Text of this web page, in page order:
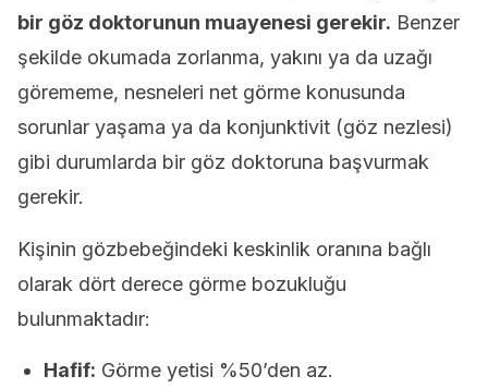
bir göz doktorunun muayenesi gerekir. Benzer
şekilde okumada zorlanma, yakını ya da uzağı
görememe, nesneleri net görme konusunda
sorunlar yaşama ya da konjunktivit (göz nezlesi)
gibi durumlarda bir göz doktoruna başvurmak
gerekir.
Kişinin gözbebeğindeki keskinlik oranına bağlı
olarak dört derece görme bozukluğu
bulunmaktadır:
Hafif: Görme yetisi %50’den az.